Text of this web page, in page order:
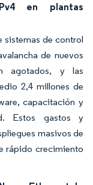
en plantas
sistemas de control
de nuevos
agotados, y las
2,4 millones de
capacitación y
Estos gastos y
masivos de
rápido crecimiento